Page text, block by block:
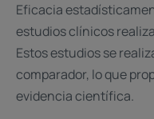
Eficacia
estudios clínicos
Estos estudios se
comparador, lo que
evidencia científica.